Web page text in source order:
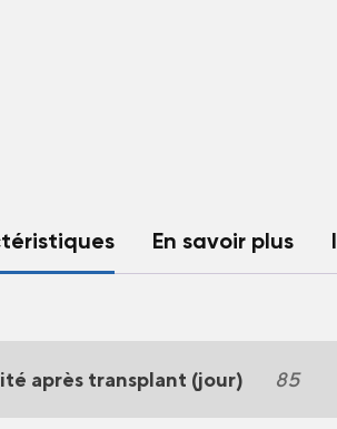
En savoir plus
après transplant (jour) 85